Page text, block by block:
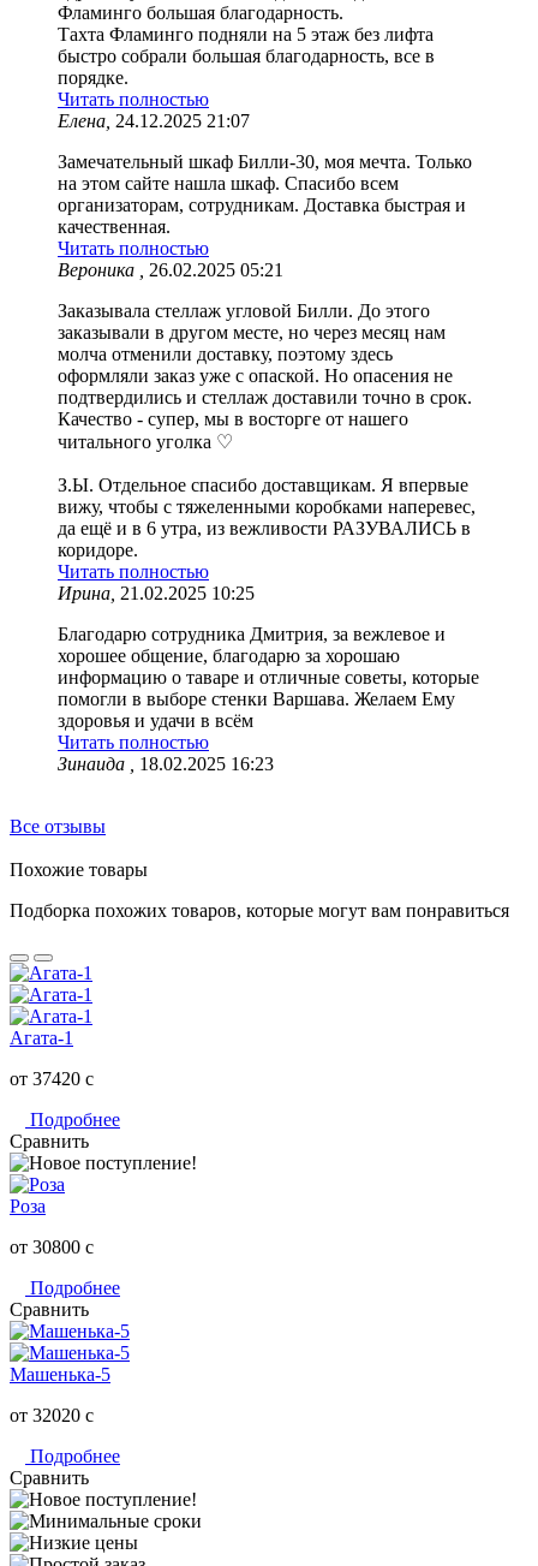
Фламинго большая благодарность.
Тахта Фламинго подняли на 5 этаж без лифта
быстро собрали большая благодарность, все в
порядке.
Читать полностью
Елена, 24.12.2025 21:07
Замечательный шкаф Билли-30, моя мечта. Только
на этом сайте нашла шкаф. Спасибо всем
организаторам, сотрудникам. Доставка быстрая и
качественная.
Читать полностью
Вероника ,
26.02.2025 05:21
Заказывала стеллаж угловой Билли. До этого
заказывали в другом месте, но через месяц нам
молча отменили доставку, поэтому здесь
оформляли заказ уже с опаской. Но опасения не
подтвердились и стеллаж доставили точно в срок.
Качество - супер, мы в восторге от нашего
читального уголка ♡
З.Ы. Отдельное спасибо доставщикам. Я впервые
вижу, чтобы с тяжеленными коробками наперевес,
да ещё и в 6 утра, из вежливости РАЗУВАЛИСЬ в
коридоре.
Читать полностью
Ирина, 21.02.2025 10:25
Благодарю сотрудника Дмитрия, за вежлевое и
хорошее общение, благодарю за хорошаю
информацию о таваре и отличные советы, которые
помогли в выборе стенки Варшава. Желаем Ему
здоровья и удачи в всём
Читать полностью
Зинаида ,
18.02.2025 16:23
Все отзывы
Похожие товары
Подборка похожих товаров, которые могут вам понравиться
Агата-1
от 37420 c
Подробнее
Сравнить
Роза
от 30800 c
Подробнее
Сравнить
Машенька-5
от 32020 c
Подробнее
Сравнить